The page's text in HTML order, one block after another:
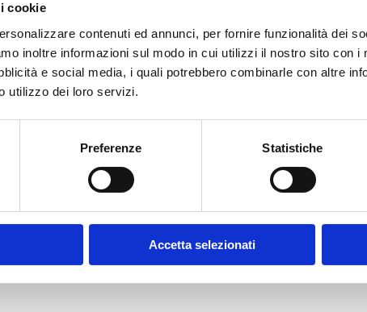
cookie
contenuti ed annunci, per fornire funzionalità dei
inoltre informazioni sul modo in cui utilizzi il nostro sito con i
e social media, i quali potrebbero combinarle con altre
utilizzo dei loro servizi.
Preferenze Statistiche
Accetta selezionati